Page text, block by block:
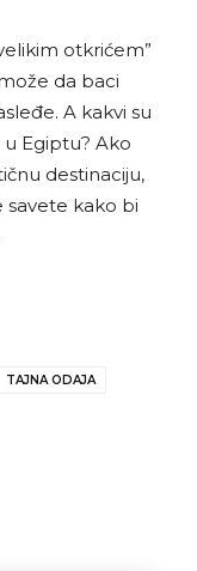
otkrićem”
da baci
A kakvi su
u Egiptu? Ako
destinaciju,
kako bi
TAJNA ODAJA